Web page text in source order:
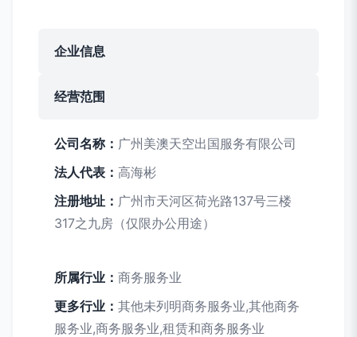
企业信息
经营范围
公司名称： 广州美澳天空出国服务有限公司
法人代表： 高海彬
注册地址： 广州市天河区荷光路137号三楼
317之九房（仅限办公用途）
所属行业： 商务服务业
更多行业： 其他未列明商务服务业,其他商务
服务业,商务服务业,租赁和商务服务业